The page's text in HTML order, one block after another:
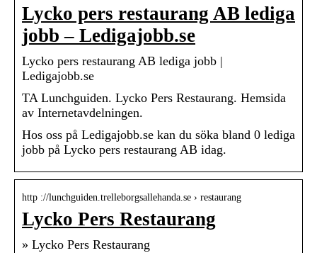
Lycko pers restaurang AB lediga
jobb – Ledigajobb.se
Lycko pers restaurang AB lediga jobb |
Ledigajobb.se
TA Lunchguiden. Lycko Pers Restaurang. Hemsida
av Internetavdelningen.
Hos oss på Ledigajobb.se kan du söka bland 0 lediga
jobb på Lycko pers restaurang AB idag.
http ://lunchguiden.trelleborgsallehanda.se › restaurang
Lycko Pers Restaurang
» Lycko Pers Restaurang